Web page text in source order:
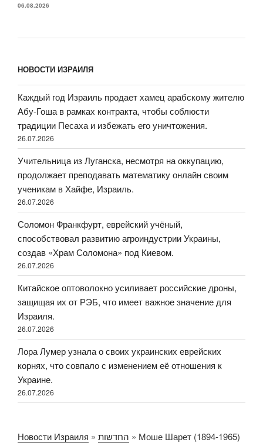
06.08.2026
НОВОСТИ ИЗРАИЛЯ
Каждый год Израиль продает хамец арабскому жителю
Абу-Гоша в рамках контракта, чтобы соблюсти
традиции Песаха и избежать его уничтожения.
26.07.2026
Учительница из Луганска, несмотря на оккупацию,
продолжает преподавать математику онлайн своим
ученикам в Хайфе, Израиль.
26.07.2026
Соломон Франкфурт, еврейский учёный,
способствовал развитию агроиндустрии Украины,
создав «Храм Соломона» под Киевом.
26.07.2026
Китайское оптоволокно усиливает российские дроны,
защищая их от РЭБ, что имеет важное значение для
Израиля.
26.07.2026
Лора Лумер узнала о своих украинских еврейских
корнях, что совпало с изменением её отношения к
Украине.
26.07.2026
Новости Израиля » החדשות » Моше Шарет (1894-1965)